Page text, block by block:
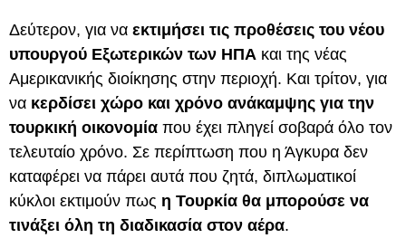
Δεύτερον, για να εκτιμήσει τις προθέσεις του νέου
υπουργού Εξωτερικών των ΗΠΑ και της νέας
Αμερικανικής διοίκησης στην περιοχή. Και τρίτον, για
να κερδίσει χώρο και χρόνο ανάκαμψης για την
τουρκική οικονομία που έχει πληγεί σοβαρά όλο τον
τελευταίο χρόνο. Σε περίπτωση που η Άγκυρα δεν
καταφέρει να πάρει αυτά που ζητά, διπλωματικοί
κύκλοι εκτιμούν πως η Τουρκία θα μπορούσε να
τινάξει όλη τη διαδικασία στον αέρα.